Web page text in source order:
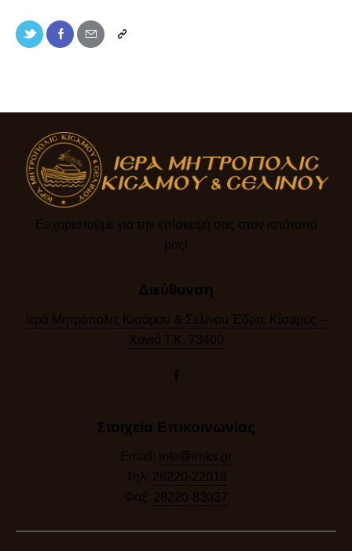
Ευχαριστούμε για την επίσκεψή σας στον ιστότοπό
μας!​
Διεύθυνση
Ιερά Μητρόπολις Κισάμου & Σελίνου Έδρα: Κίσαμος –
Χανιά Τ.Κ. 73400
Στοιχεία Επικοινωνίας
Email: info@imks.gr
Τηλ: 28220-22018
Φαξ: 28220-83037